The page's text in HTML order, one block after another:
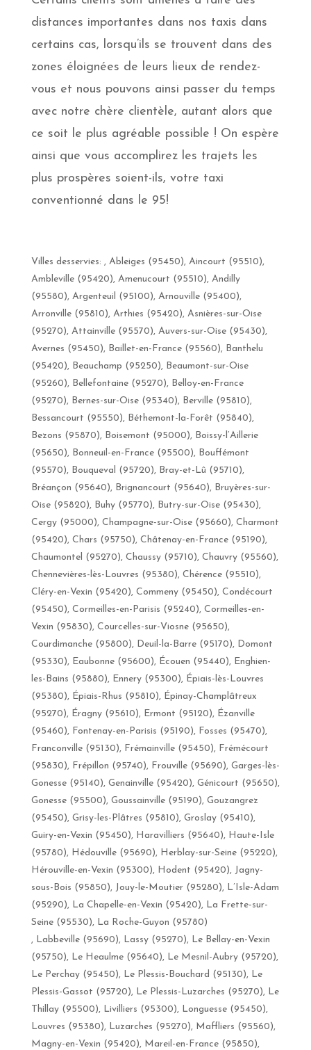
distances importantes dans nos taxis dans
certains cas, lorsqu’ils se trouvent dans des
zones éloignées de leurs lieux de rendez-
vous et nous pouvons ainsi passer du temps
avec notre chère clientèle, autant alors que
ce soit le plus agréable possible ! On espère
ainsi que vous accomplirez les trajets les
plus prospères soient-ils, votre taxi
conventionné dans le 95!
Villes desservies: , Ableiges (95450), Aincourt (95510),
Ambleville (95420), Amenucourt (95510), Andilly
(95580), Argenteuil (95100), Arnouville (95400),
Arronville (95810), Arthies (95420), Asnières-sur-Oise
(95270), Attainville (95570), Auvers-sur-Oise (95430),
Avernes (95450), Baillet-en-France (95560), Banthelu
(95420), Beauchamp (95250), Beaumont-sur-Oise
(95260), Bellefontaine (95270), Belloy-en-France
(95270), Bernes-sur-Oise (95340), Berville (95810),
Bessancourt (95550), Béthemont-la-Forêt (95840),
Bezons (95870), Boisemont (95000), Boissy-l’Aillerie
(95650), Bonneuil-en-France (95500), Bouffémont
(95570), Bouqueval (95720), Bray-et-Lû (95710),
Bréançon (95640), Brignancourt (95640), Bruyères-sur-
Oise (95820), Buhy (95770), Butry-sur-Oise (95430),
Cergy (95000), Champagne-sur-Oise (95660), Charmont
(95420), Chars (95750), Châtenay-en-France (95190),
Chaumontel (95270), Chaussy (95710), Chauvry (95560),
Chennevières-lès-Louvres (95380), Chérence (95510),
Cléry-en-Vexin (95420), Commeny (95450), Condécourt
(95450), Cormeilles-en-Parisis (95240), Cormeilles-en-
Vexin (95830), Courcelles-sur-Viosne (95650),
Courdimanche (95800), Deuil-la-Barre (95170), Domont
(95330), Eaubonne (95600), Écouen (95440), Enghien-
les-Bains (95880), Ennery (95300), Épiais-lès-Louvres
(95380), Épiais-Rhus (95810), Épinay-Champlâtreux
(95270), Éragny (95610), Ermont (95120), Ézanville
(95460), Fontenay-en-Parisis (95190), Fosses (95470),
Franconville (95130), Frémainville (95450), Frémécourt
(95830), Frépillon (95740), Frouville (95690), Garges-lès-
Gonesse (95140), Genainville (95420), Génicourt (95650),
Gonesse (95500), Goussainville (95190), Gouzangrez
(95450), Grisy-les-Plâtres (95810), Groslay (95410),
Guiry-en-Vexin (95450), Haravilliers (95640), Haute-Isle
(95780), Hédouville (95690), Herblay-sur-Seine (95220),
Hérouville-en-Vexin (95300), Hodent (95420), Jagny-
sous-Bois (95850), Jouy-le-Moutier (95280), L’Isle-Adam
(95290), La Chapelle-en-Vexin (95420), La Frette-sur-
Seine (95530), La Roche-Guyon (95780)
, Labbeville (95690), Lassy (95270), Le Bellay-en-Vexin
(95750), Le Heaulme (95640), Le Mesnil-Aubry (95720),
Le Perchay (95450), Le Plessis-Bouchard (95130), Le
Plessis-Gassot (95720), Le Plessis-Luzarches (95270), Le
Thillay (95500), Livilliers (95300), Longuesse (95450),
Louvres (95380), Luzarches (95270), Maffliers (95560),
Magny-en-Vexin (95420), Mareil-en-France (95850),